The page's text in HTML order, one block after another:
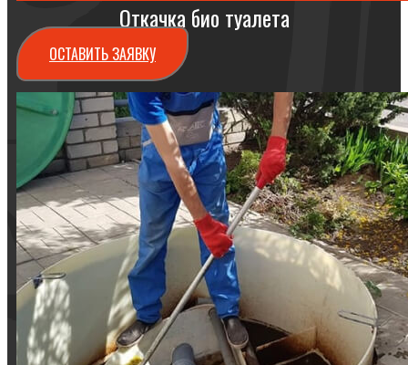
Откачка био туалета
ОСТАВИТЬ ЗАЯВКУ